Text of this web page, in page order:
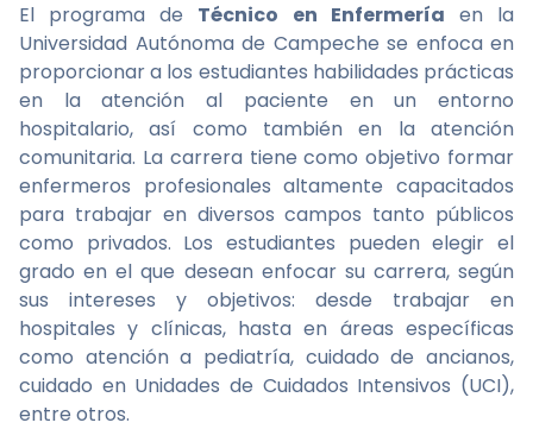
El programa de Técnico en Enfermería en la
Universidad Autónoma de Campeche se enfoca en
proporcionar a los estudiantes habilidades prácticas
en la atención al paciente en un entorno
hospitalario, así como también en la atención
comunitaria. La carrera tiene como objetivo formar
enfermeros profesionales altamente capacitados
para trabajar en diversos campos tanto públicos
como privados. Los estudiantes pueden elegir el
grado en el que desean enfocar su carrera, según
sus intereses y objetivos: desde trabajar en
hospitales y clínicas, hasta en áreas específicas
como atención a pediatría, cuidado de ancianos,
cuidado en Unidades de Cuidados Intensivos (UCI),
entre otros.